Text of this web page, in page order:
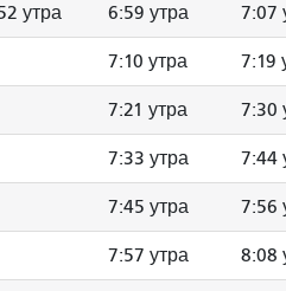
утра 6:59 утра 7:07
7:10 утра 7:19
7:21 утра 7:30
7:33 утра 7:44
7:45 утра 7:56
7:57 утра 8:08